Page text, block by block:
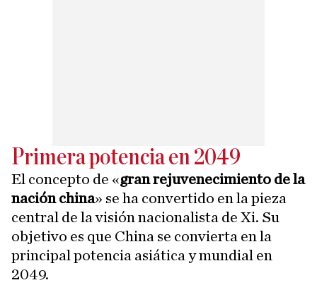
Primera potencia en 2049
El concepto de «gran rejuvenecimiento de la
nación china» se ha convertido en la pieza
central de la visión nacionalista de Xi. Su
objetivo es que China se convierta en la
principal potencia asiática y mundial en
2049.